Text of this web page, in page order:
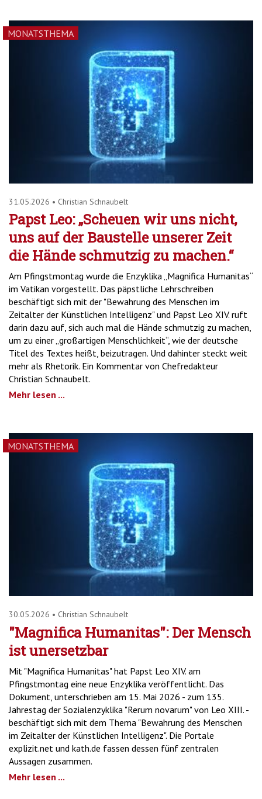
MONATSTHEMA
31.05.2026 • Christian Schnaubelt
Papst Leo: „Scheuen wir uns nicht,
uns auf der Baustelle unserer Zeit
die Hände schmutzig zu machen.“
Am Pfingstmontag wurde die Enzyklika „Magnifica Humanitas“
im Vatikan vorgestellt. Das päpstliche Lehrschreiben
beschäftigt sich mit der "Bewahrung des Menschen im
Zeitalter der Künstlichen Intelligenz" und Papst Leo XIV. ruft
darin dazu auf, sich auch mal die Hände schmutzig zu machen,
um zu einer „großartigen Menschlichkeit“, wie der deutsche
Titel des Textes heißt, beizutragen. Und dahinter steckt weit
mehr als Rhetorik. Ein Kommentar von Chefredakteur
Christian Schnaubelt.
Mehr lesen ...
MONATSTHEMA
30.05.2026 • Christian Schnaubelt
"Magnifica Humanitas": Der Mensch
ist unersetzbar
Mit "Magnifica Humanitas" hat Papst Leo XIV. am
Pfingstmontag eine neue Enzyklika veröffentlicht. Das
Dokument, unterschrieben am 15. Mai 2026 - zum 135.
Jahrestag der Sozialenzyklika "Rerum novarum" von Leo XIII. -
beschäftigt sich mit dem Thema "Bewahrung des Menschen
im Zeitalter der Künstlichen Intelligenz". Die Portale
explizit.net und kath.de fassen dessen fünf zentralen
Aussagen zusammen.
Mehr lesen ...